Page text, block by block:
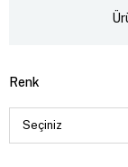
Renk